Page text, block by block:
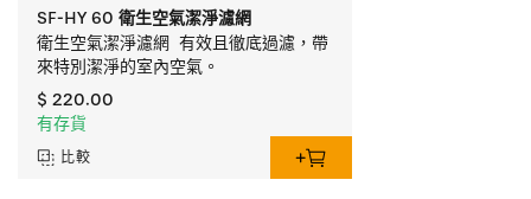
SF-HY 60 衛生空氣潔淨濾網
衛生空氣潔淨濾網  有效且徹底過濾，帶
來特別潔淨的室內空氣。
$ 220.00
有存貨
比較